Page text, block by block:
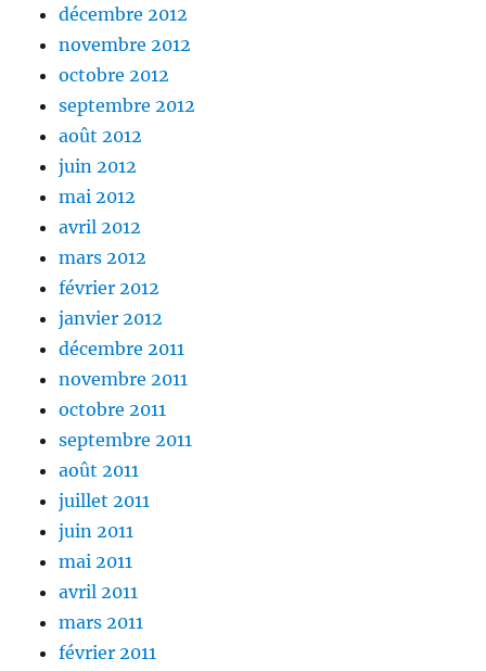
décembre 2012
novembre 2012
octobre 2012
septembre 2012
août 2012
juin 2012
mai 2012
avril 2012
mars 2012
février 2012
janvier 2012
décembre 2011
novembre 2011
octobre 2011
septembre 2011
août 2011
juillet 2011
juin 2011
mai 2011
avril 2011
mars 2011
février 2011